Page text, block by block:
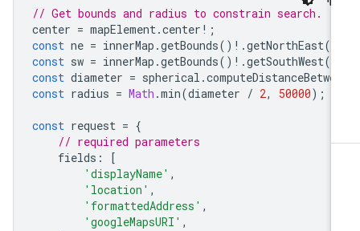
// Get bounds and radius to constrain search.
center
= mapElement.center
const ne = innerMap.getBounds ()!.getNorthEast
const sw = innerMap.getBounds ()!.getSouthWest
const diameter = spherical.
const radius = Math.min(diameter / 2, 50000
const request
// required parameters
fields
'displayName'
'location'
'formattedAddress'
'googleMapsURI'